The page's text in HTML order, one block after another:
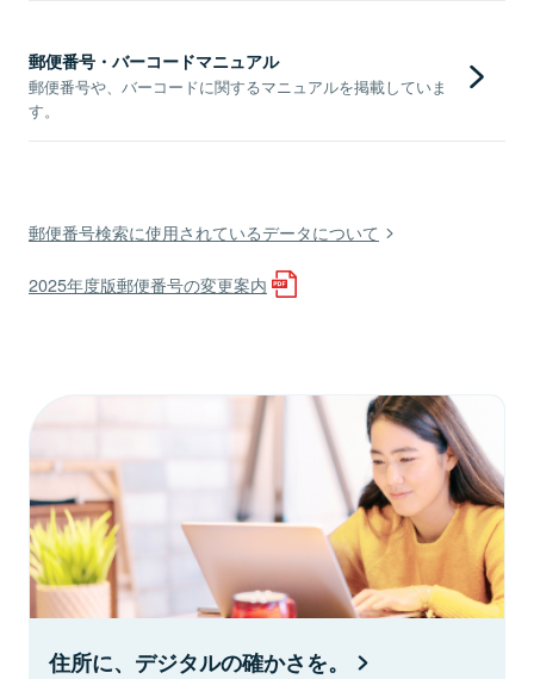
郵便番号・バーコードマニュアル
郵便番号や、バーコードに関するマニュアルを掲載していま
す。
郵便番号検索に使用されているデータについて
2025年度版郵便番号の変更案内
住所に、デジタルの確かさを。